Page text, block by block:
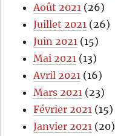
Août 2021 (26)
Juillet 2021 (26)
Juin 2021 (15)
Mai 2021 (13)
Avril 2021 (16)
Mars 2021 (23)
Février 2021 (15)
Janvier 2021 (20)